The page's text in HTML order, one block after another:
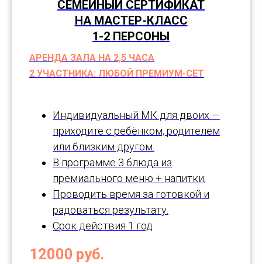
СЕМЕЙНЫЙ СЕРТИФИКАТ
НА МАСТЕР-КЛАСС
1-2 ПЕРСОНЫ
АРЕНДА ЗАЛА НА 2,5 ЧАСА
2 УЧАСТНИКА: ЛЮБОЙ ПРЕМИУМ-СЕТ
Индивидуальный МК для двоих —
приходите с ребёнком, родителем
или близким другом.
В программе 3 блюда из
премиального меню + напитки;
Проводить время за готовкой и
радоваться результату.
Срок действия 1 год
12000 руб.